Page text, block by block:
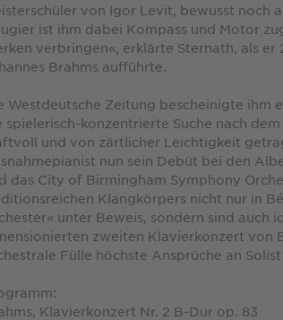
von Igor Levit, bewusst noch
ist ihm dabei Kompass und Motor
verbringen«, erklärte Sternath, als
Brahms aufführte.
Westdeutsche Zeitung bescheinigte ihm
spielerisch-konzentrierte Suche nach
und von zärtlicher Leichtigkeit
nun sein Debüt bei den
das City of Birmingham Symphony
Klangkörpers nicht nur in
unter Beweis, sondern sind auch
zweiten Klavierkonzert von
Fülle höchste Ansprüche an
Klavierkonzert Nr. 2 B-Dur op. 83